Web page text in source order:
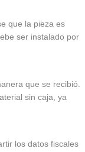
que la pieza es
ser instalado por
que se recibió.
sin caja, ya
los datos fiscales